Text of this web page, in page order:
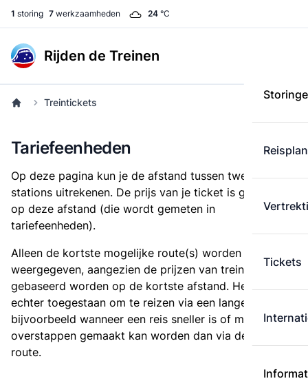
1 storing 7 werkzaamheden 24 °C
Rijden de Treinen
Tickets
Treintickets
Tariefeenheden
Op deze pagina kun je de afstand tussen twee
stations uitrekenen. De prijs van je ticket is gebaseerd
op deze afstand (die wordt gemeten in
tariefeenheden).
Alleen de kortste mogelijke route(s) worden
weergegeven, aangezien de prijzen van treintickets
gebaseerd worden op de kortste afstand. Het is
echter toegestaan om te reizen via een langere route,
bijvoorbeeld wanneer een reis sneller is of met minder
overstappen gemaakt kan worden dan via de kortste
route.